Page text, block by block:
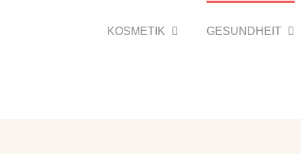
KOSMETIK GESUNDHEIT